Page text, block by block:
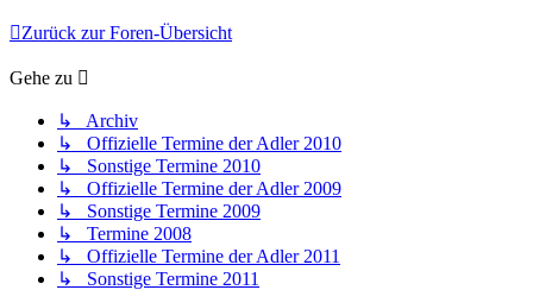
Zurück zur Foren-Übersicht
Gehe zu
↳ Archiv
↳ Offizielle Termine der Adler 2010
↳ Sonstige Termine 2010
↳ Offizielle Termine der Adler 2009
↳ Sonstige Termine 2009
↳ Termine 2008
↳ Offizielle Termine der Adler 2011
↳ Sonstige Termine 2011